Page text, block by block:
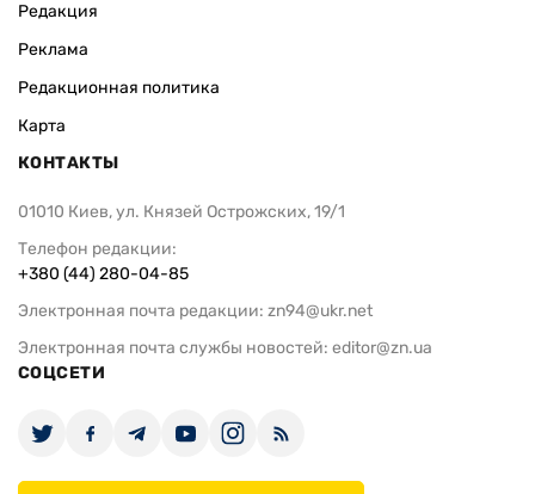
Редакция
Реклама
Редакционная политика
Карта
КОНТАКТЫ
01010 Киев, ул. Князей Острожских, 19/1
Телефон редакции:
+380 (44) 280-04-85
Электронная почта редакции: zn94@ukr.net
Электронная почта службы новостей: editor@zn.ua
СОЦСЕТИ